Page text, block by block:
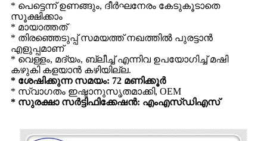
* പെട്ടെന്ന് ഉണങ്ങും, ദീർഘനേരം കേടുകൂടാതെ
സൂക്ഷിക്കാം
* മായാത്തത്
* തിരഞ്ഞെടുപ്പ് സമയത്ത് നഖത്തിൽ പുരട്ടാൻ
എളുപ്പമാണ്
* വെള്ളം, മദ്യം, ബ്ലീച്ച് എന്നിവ ഉപയോഗിച്ച് മഷി
കഴുകി കളയാൻ കഴിയില്ല.
* ശേഷിക്കുന്ന സമയം: 72 മണിക്കൂർ
* സ്വാഗതം ഇഷ്ടാനുസൃതമാക്കി, OEM
* സുരക്ഷാ സർട്ടിഫിക്കേഷൻ: എംഎസ്ഡിഎസ്